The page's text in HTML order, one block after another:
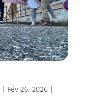
| Fév 26, 2026|